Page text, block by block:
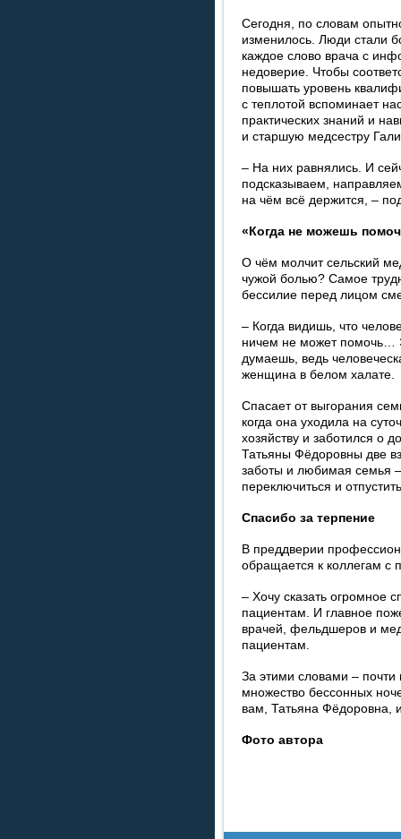
Сегодня, по словам
измени­лось. Люди стали
каждое слово врача с
недоверие. Чтобы
повышать уровень
с теплотой вспоминает
практических знаний и
и старшую медсестру
– На них равнялись. И
подска­зываем,
на чём всё держится, –
«Когда не можешь
О чём молчит сельский
чужой болью? Самое
бессилие перед лицом
– Когда видишь, что
ничем не может помочь…
думаешь, ведь
женщина в белом халате.
Спасает от выгорания
когда она уходила на
хозяйству и заботился о
Татьяны Фёдо­ровны две
заботы и любимая семья
переключиться и
Спасибо за терпение
В преддверии
об­ращается к коллегам с
– Хочу сказать огромное
пациентам. И главное
врачей, фельдшеров и
пациентам.
За этими словами –
множество бессонных
вам, Татьяна Фёдоровна,
Фото автора